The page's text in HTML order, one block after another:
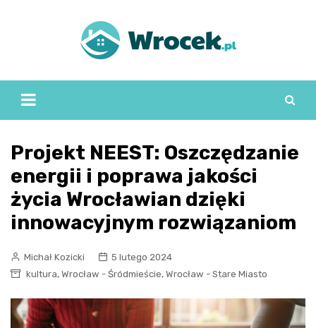
Projekt NEEST: Oszczędzanie
energii i poprawa jakości
życia Wrocławian dzięki
innowacyjnym rozwiązaniom
Michał Kozicki
5 lutego 2024
kultura, Wrocław - Śródmieście, Wrocław - Stare Miasto